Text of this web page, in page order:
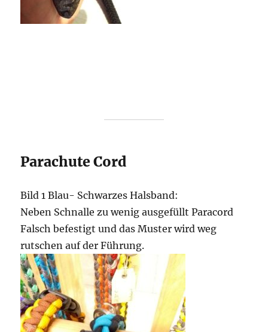
Parachute Cord
Bild 1 Blau- Schwarzes Halsband:
Neben Schnalle zu wenig ausgefüllt Paracord
Falsch befestigt und das Muster wird weg
rutschen auf der Führung.